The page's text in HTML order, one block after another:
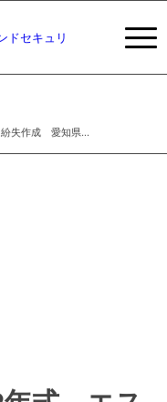
失作成 愛知県...